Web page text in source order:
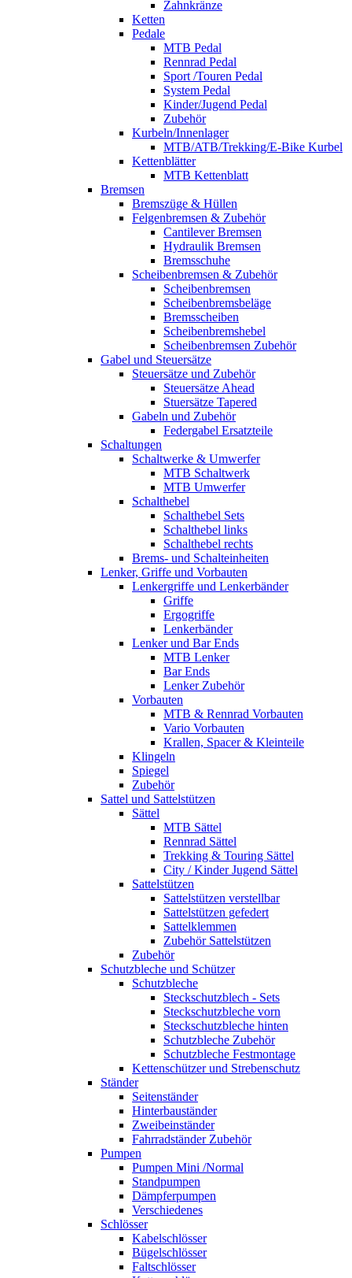
Zahnkränze
Ketten
Pedale
MTB Pedal
Rennrad Pedal
Sport /Touren Pedal
System Pedal
Kinder/Jugend Pedal
Zubehör
Kurbeln/Innenlager
MTB/ATB/Trekking/E-Bike Kurbel
Kettenblätter
MTB Kettenblatt
Bremsen
Bremszüge & Hüllen
Felgenbremsen & Zubehör
Cantilever Bremsen
Hydraulik Bremsen
Bremsschuhe
Scheibenbremsen & Zubehör
Scheibenbremsen
Scheibenbremsbeläge
Bremsscheiben
Scheibenbremshebel
Scheibenbremsen Zubehör
Gabel und Steuersätze
Steuersätze und Zubehör
Steuersätze Ahead
Stuersätze Tapered
Gabeln und Zubehör
Federgabel Ersatzteile
Schaltungen
Schaltwerke & Umwerfer
MTB Schaltwerk
MTB Umwerfer
Schalthebel
Schalthebel Sets
Schalthebel links
Schalthebel rechts
Brems- und Schalteinheiten
Lenker, Griffe und Vorbauten
Lenkergriffe und Lenkerbänder
Griffe
Ergogriffe
Lenkerbänder
Lenker und Bar Ends
MTB Lenker
Bar Ends
Lenker Zubehör
Vorbauten
MTB & Rennrad Vorbauten
Vario Vorbauten
Krallen, Spacer & Kleinteile
Klingeln
Spiegel
Zubehör
Sattel und Sattelstützen
Sättel
MTB Sättel
Rennrad Sättel
Trekking & Touring Sättel
City / Kinder Jugend Sättel
Sattelstützen
Sattelstützen verstellbar
Sattelstützen gefedert
Sattelklemmen
Zubehör Sattelstützen
Zubehör
Schutzbleche und Schützer
Schutzbleche
Steckschutzblech - Sets
Steckschutzbleche vorn
Steckschutzbleche hinten
Schutzbleche Zubehör
Schutzbleche Festmontage
Kettenschützer und Strebenschutz
Ständer
Seitenständer
Hinterbauständer
Zweibeinständer
Fahrradständer Zubehör
Pumpen
Pumpen Mini /Normal
Standpumpen
Dämpferpumpen
Verschiedenes
Schlösser
Kabelschlösser
Bügelschlösser
Faltschlösser